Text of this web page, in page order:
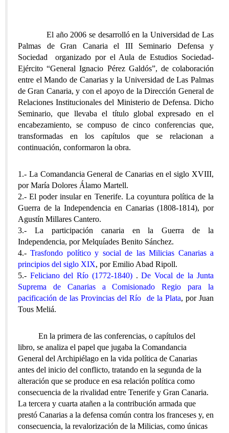
El año 2006 se desarrolló en la Universidad de Las
Palmas de Gran Canaria el III Seminario Defensa y
Sociedad organizado por el Aula de Estudios Sociedad-
Ejército “General Ignacio Pérez Galdós”, de colaboración
entre el Mando de Canarias y la Universidad de Las Palmas
de Gran Canaria, y con el apoyo de la Dirección General de
Relaciones Institucionales del Ministerio de Defensa. Dicho
Seminario, que llevaba el título global expresado en el
encabezamiento, se compuso de cinco conferencias que,
transformadas en los capítulos que se relacionan a
continuación, conformaron la obra.
1.- La Comandancia General de Canarias en el siglo XVIII,
por María Dolores Álamo Martell.
2.- El poder insular en Tenerife. La coyuntura política de la
Guerra de la Independencia en Canarias (1808-1814), por
Agustín Millares Cantero.
3.- La participación canaria en la Guerra de la
Independencia, por Melquíades Benito Sánchez.
4.-Trasfondo político y social de las Milicias Canarias a
principios del siglo XIX, por Emilio Abad Ripoll.
5.- Feliciano del Río (1772-1840).De Vocal de la Junta
Suprema de Canarias a Comisionado Regio para la
pacificación de las Provincias del Río de la Plata, por Juan
Tous Meliá.
En la primera de las conferencias, o capítulos del
libro, se analiza el papel que jugaba la Comandancia
General del Archipiélago en la vida política de Canarias
antes del inicio del conflicto, tratando en la segunda de la
alteración que se produce en esa relación política como
consecuencia de la rivalidad entre Tenerife y Gran Canaria.
La tercera y cuarta atañen a la contribución armada que
prestó Canarias a la defensa común contra los franceses y, en
consecuencia, la revalorización de la Milicias, como únicas